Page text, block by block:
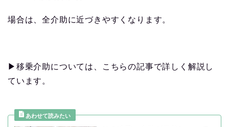
場合は、全介助に近づきやすくなります。
▶移乗介助については、こちらの記事で詳しく解説し
ています。